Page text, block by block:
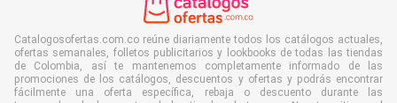
Catalogosofertas.com.co reúne diariamente todos los catálogos actuales,
ofertas semanales, folletos publicitarios y lookbooks de todas las tiendas
de Colombia, así te mantenemos completamente informado de las
promociones de los catálogos, descuentos y ofertas y podrás encontrar
fácilmente una oferta específica, rebaja o descuento durante las